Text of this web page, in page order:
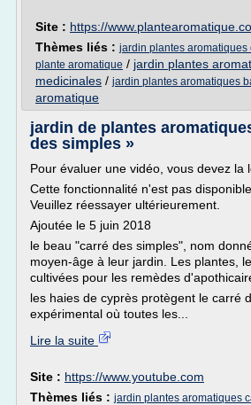
Site : https://
Thèmes liés : jardin plantes aromatiques
plante aromatique / jardin plantes
medicinales / jardin plantes aromatiques
aromatique
jardin de plantes
des simples »
Pour évaluer une vidéo, vous devez la
Cette fonctionnalité n'est pas
Veuillez réessayer ultérieurement.
Ajoutée le 5 juin 2018
le beau "carré des simples", nom
moyen-âge à leur jardin. Les plantes,
cultivées pour les remèdes
les haies de cyprès protègent le carré
expérimental où toutes les...
Lire la suite
Site : https://www.youtube.com
Thèmes liés : jardin plantes aromatiques